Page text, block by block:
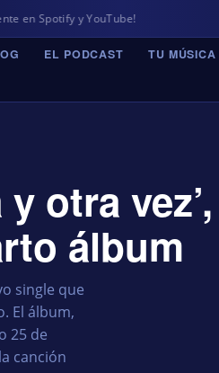
y YouTube!
EL PODCAST TU MÚSICA
otra vez’,
álbum
single que
El álbum,
25 de
canción